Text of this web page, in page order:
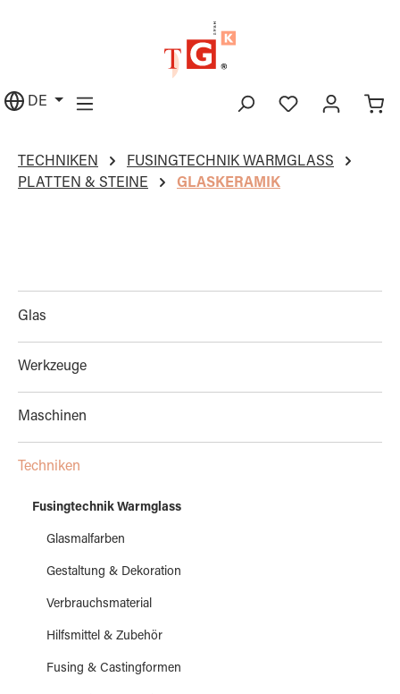
DE
TECHNIKEN
FUSINGTECHNIK WARMGLASS
PLATTEN & STEINE
GLASKERAMIK
Glas
Werkzeuge
Maschinen
Techniken
Fusingtechnik Warmglass
Glasmalfarben
Gestaltung & Dekoration
Verbrauchsmaterial
Hilfsmittel & Zubehör
Fusing & Castingformen